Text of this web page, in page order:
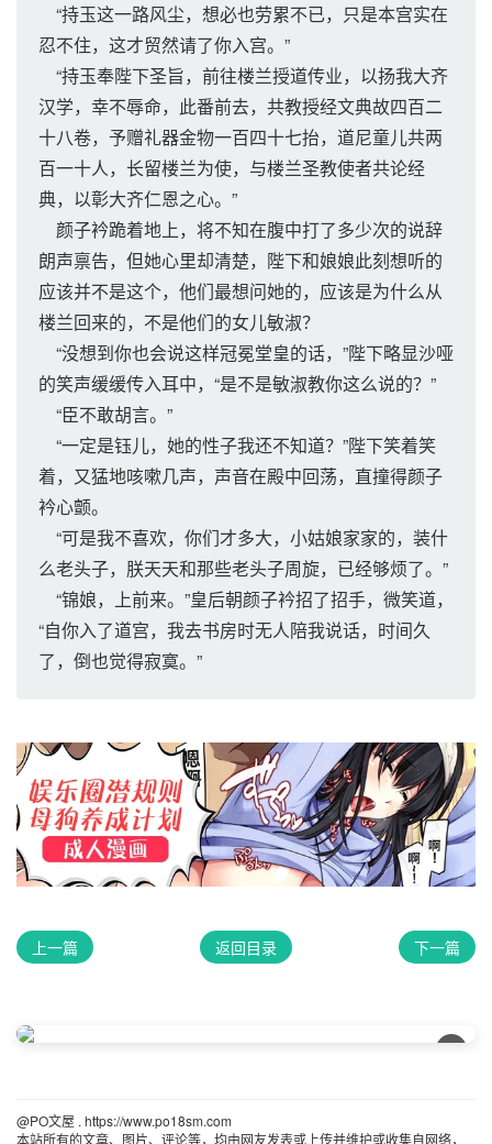
“持玉这一路风尘，想必也劳累不已，只是本宫实在
忍不住，这才贸然请了你入宫。”
“持玉奉陛下圣旨，前往楼兰授道传业，以扬我大齐
汉学，幸不辱命，此番前去，共教授经文典故四百二
十八卷，予赠礼器金物一百四十七抬，道尼童儿共两
百一十人，长留楼兰为使，与楼兰圣教使者共论经
典，以彰大齐仁恩之心。”
颜子衿跪着地上，将不知在腹中打了多少次的说辞
朗声禀告，但她心里却清楚，陛下和娘娘此刻想听的
应该并不是这个，他们最想问她的，应该是为什么从
楼兰回来的，不是他们的女儿敏淑？
“没想到你也会说这样冠冕堂皇的话，”陛下略显沙哑
的笑声缓缓传入耳中，“是不是敏淑教你这么说的？”
“臣不敢胡言。”
“一定是钰儿，她的性子我还不知道？”陛下笑着笑
着，又猛地咳嗽几声，声音在殿中回荡，直撞得颜子
衿心颤。
“可是我不喜欢，你们才多大，小姑娘家家的，装什
么老头子，朕天天和那些老头子周旋，已经够烦了。”
“锦娘，上前来。”皇后朝颜子衿招了招手，微笑道，
“自你入了道宫，我去书房时无人陪我说话，时间久
了，倒也觉得寂寞。”
上一篇 返回目录 下一篇
×
@PO文屋 . https://www.po18sm.com
本站所有的文章、图片、评论等，均由网友发表或上传并维护或收集自网络，